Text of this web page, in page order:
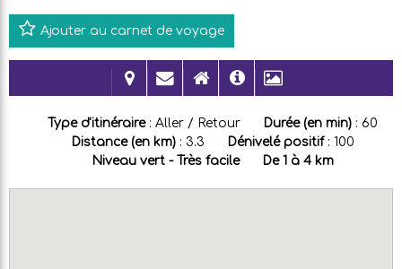
Ajouter au carnet de voyage
Type d'itinéraire : Aller / Retour Durée (en min) : 60
Distance (en km) : 3.3 Dénivelé positif : 100
Niveau vert - Très facile
De 1 à 4 km